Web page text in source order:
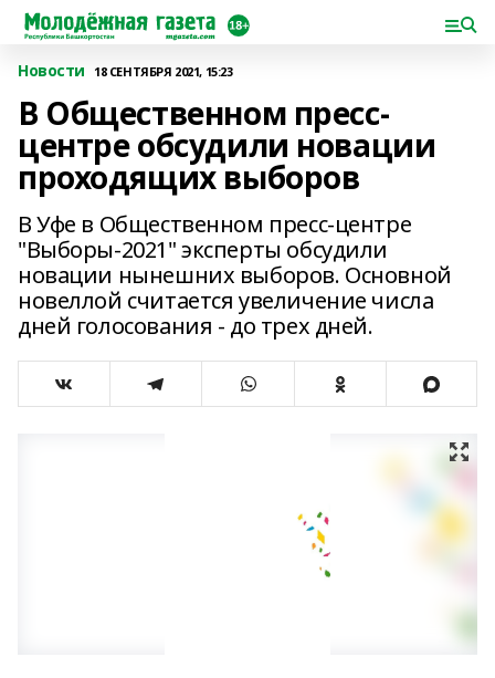
Новости 18 СЕНТЯБРЯ 2021, 15:23
В Общественном пресс-
центре обсудили новации
проходящих выборов
В Уфе в Общественном пресс-центре
"Выборы-2021" эксперты обсудили
новации нынешних выборов. Основной
новеллой считается увеличение числа
дней голосования - до трех дней.